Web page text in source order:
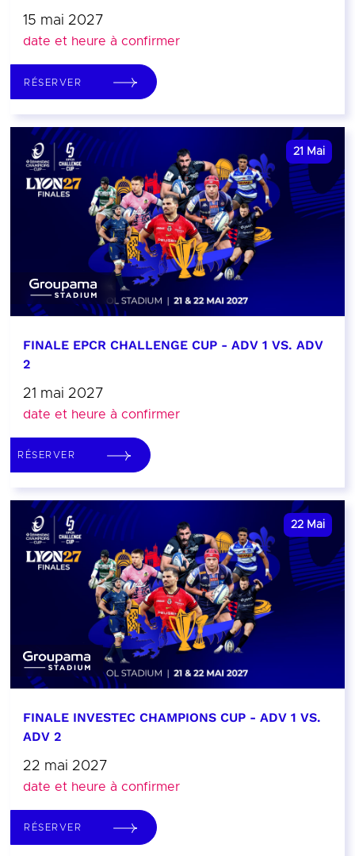
15 mai 2027
date et heure à confirmer
RÉSERVER
21 Mai
FINALE EPCR CHALLENGE CUP - ADV 1 VS. ADV
2
21 mai 2027
date et heure à confirmer
RÉSERVER
22 Mai
FINALE INVESTEC CHAMPIONS CUP - ADV 1 VS.
ADV 2
22 mai 2027
date et heure à confirmer
RÉSERVER